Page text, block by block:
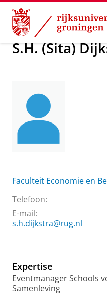
Skip
Content
Skip
Navigation
Over ons S.H.
S.H. (Sita)
Faculteit Economie en
Telefoon:
E-mail:
s.h.dijkstra@rug.nl
Expertise
Eventmanager Schools
Samenleving